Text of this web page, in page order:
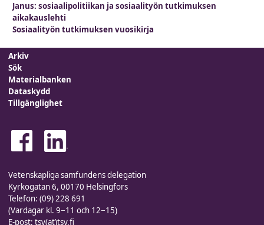
Janus: sosiaalipolitiikan ja sosiaalityön tutkimuksen
aikakauslehti
Sosiaalityön tutkimuksen vuosikirja
Arkiv
Sök
Materialbanken
Dataskydd
Tillgänglighet
Vetenskapliga samfundens delegation
Kyrkogatan 6, 00170 Helsingfors
Telefon: (09) 228 691
(Vardagar kl. 9−11 och 12−15)
E-post: tsv(at)tsv.fi